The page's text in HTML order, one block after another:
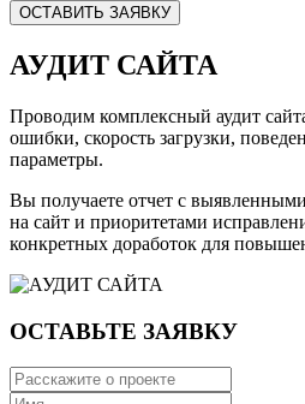
ОСТАВИТЬ ЗАЯВКУ
АУДИТ САЙТА
Проводим комплексный аудит
ошибки, скорость загрузки,
параметры.
Вы получаете отчет с
на сайт и приоритетами
конкретных доработок для
ОСТАВЬТЕ ЗАЯВКУ